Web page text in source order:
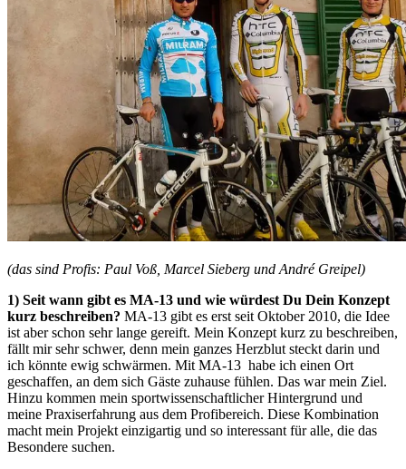
(das sind Profis: Paul Voß, Marcel Sieberg und André Greipel)
1) Seit wann gibt es MA-13 und wie würdest Du Dein Konzept
kurz beschreiben? MA-13 gibt es erst seit Oktober 2010, die Idee
ist aber schon sehr lange gereift. Mein Konzept kurz zu beschreiben,
fällt mir sehr schwer, denn mein ganzes Herzblut steckt darin und
ich könnte ewig schwärmen. Mit MA-13 habe ich einen Ort
geschaffen, an dem sich Gäste zuhause fühlen. Das war mein Ziel.
Hinzu kommen mein sportwissenschaftlicher Hintergrund und
meine Praxiserfahrung aus dem Profibereich. Diese Kombination
macht mein Projekt einzigartig und so interessant für alle, die das
Besondere suchen.